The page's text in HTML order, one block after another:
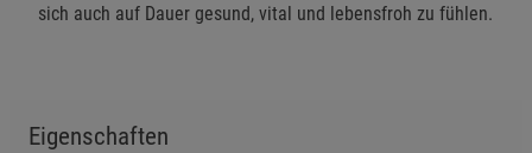
sich auch auf Dauer gesund, vital und lebensfroh zu fühlen.
Eigenschaften